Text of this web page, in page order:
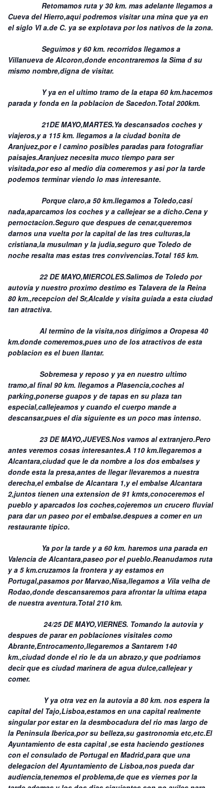
Retomamos ruta y 30 km. mas adelante llegamos a
Cueva del Hierro,aqui podremos visitar una mina que ya en
el siglo VI a.de C. ya se explotava por los nativos de la zona.
Seguimos y 60 km. recorridos llegamos a
Villanueva de Alcoron,donde encontraremos la Sima d su
mismo nombre,digna de visitar.
Y ya en el ultimo tramo de la etapa 60 km.hacemos
parada y fonda en la poblacion de Sacedon.Total 200km.
21DE MAYO,MARTES.Ya descansados coches y
viajeros,y a 115 km. llegamos a la ciudad bonita de
Aranjuez,por e l camino posibles paradas para fotografiar
paisajes.Aranjuez necesita muco tiempo para ser
visitada,por eso al medio dia comeremos y asi por la tarde
podemos terminar viendo lo mas interesante.
Porque claro,a 50 km.llegamos a Toledo,casi
nada,aparcamos los coches y a callejear se a dicho.Cena y
pernoctacion.Seguro que despues de cenar,queremos
darnos una vuelta por la capital de las tres culturas,la
cristiana,la musulman y la judia,seguro que Toledo de
noche resalta mas estas tres convivencias.Total 165 km.
22 DE MAYO,MIERCOLES.Salimos de Toledo por
autovia y nuestro proximo destimo es Talavera de la Reina
80 km.,recepcion del Sr,Alcalde y visita guiada a esta ciudad
tan atractiva.
Al termino de la visita,nos dirigimos a Oropesa 40
km.donde comeremos,pues uno de los atractivos de esta
poblacion es el buen llantar.
Sobremesa y reposo y ya en nuestro ultimo
tramo,al final 90 km. llegamos a Plasencia,coches al
parking,ponerse guapos y de tapas en su plaza tan
especial,callejeamos y cuando el cuerpo mande a
descansar,pues el dia siguiente es un poco mas intenso.
23 DE MAYO,JUEVES.Nos vamos al extranjero.Pero
antes veremos cosas interesantes.A 110 km.llegaremos a
Alcantara,ciudad que le da nombre a los dos embalses y
donde esta la presa,antes de llegar llevaremos a nuestra
derecha,el embalse de Alcantara 1,y el embalse Alcantara
2,juntos tienen una extension de 91 kmts,conoceremos el
pueblo y aparcados los coches,cojeremos un crucero fluvial
para dar un paseo por el embalse.despues a comer en un
restaurante tipico.
Ya por la tarde y a 60 km. haremos una parada en
Valencia de Alcantara,paseo por el pueblo.Reanudamos ruta
y a 5 km.cruzamos la frontera y ay estamos en
Portugal,pasamos por Marvao,Nisa,llegamos a Vila velha de
Rodao,donde descansaremos para afrontar la ultima etapa
de nuestra aventura.Total 210 km.
24/25 DE MAYO,VIERNES. Tomando la autovia y
despues de parar en poblaciones visitales como
Abrante,Entrocamento,llegaremos a Santarem 140
km.,ciudad donde el rio le da un abrazo,y que podriamos
decir que es ciudad marinera de agua dulce,callejear y
comer.
Y ya otra vez en la autovia a 80 km. nos espera la
capital del Tajo,Lisboa,estamos en una capital realmente
singular por estar en la desmbocadura del rio mas largo de
la Peninsula Iberica,por su belleza,su gastronomia etc,etc.El
Ayuntamiento de esta capital ,se esta haciendo gestiones
con el consulado de Portugal en Madrid,para que una
delegacion del Ayuntamiento de Lisboa,nos pueda dar
audiencia,tenemos el problema,de que es viernes por la